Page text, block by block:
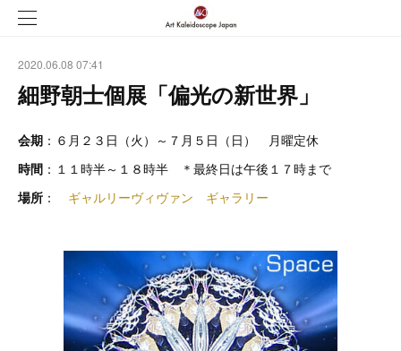
2020.06.08 07:41
細野朝士個展「偏光の新世界」
会期 ：６月２３日（火）～７月５日（日） 月曜定休
時間 ：１１時半～１８時半 ＊最終日は午後１７時まで
場所 ： ギャルリーヴィヴァン ギャラリー